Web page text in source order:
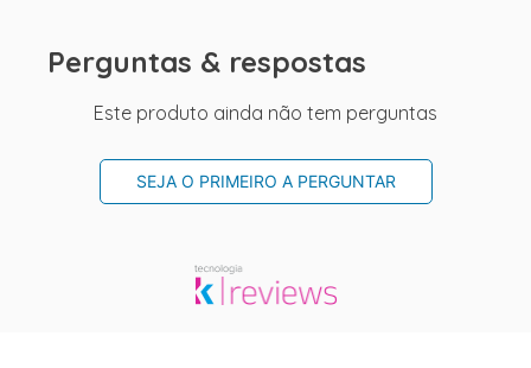
Perguntas & respostas
Este produto ainda não tem perguntas
SEJA O PRIMEIRO A PERGUNTAR